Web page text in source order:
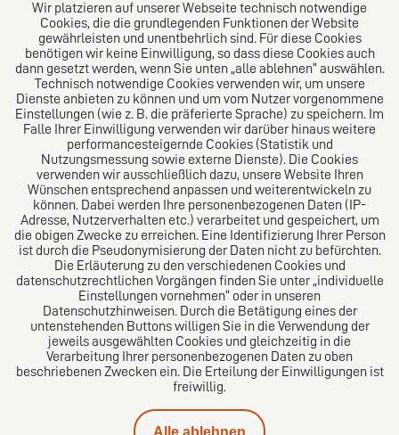
Über uns
Das Kanzlei-Vertrauensnetzwerk. Aus Europa für die
Welt. Für den erfolgreichen Mittelstand.
Folgen Sie uns auf
Das europäische Kanzlei-Netzwerk
Wir platzieren auf unserer Webseite technisch notwendige
Cookies, die die grundlegenden Funktionen der Website
gewährleisten und unentbehrlich sind. Für diese Cookies
benötigen wir keine Einwilligung, so dass diese Cookies auch
dann gesetzt werden, wenn Sie unten „alle ablehnen“ auswählen.
Technisch notwendige Cookies verwenden wir, um unsere
Dienste anbieten zu können und um vom Nutzer vorgenommene
Einstellungen (wie z. B. die präferierte Sprache) zu speichern. Im
Falle Ihrer Einwilligung verwenden wir darüber hinaus weitere
performancesteigernde Cookies (Statistik und
Nutzungsmessung sowie externe Dienste). Die Cookies
verwenden wir ausschließlich dazu, unsere Website Ihren
Wünschen entsprechend anpassen und weiterentwickeln zu
können. Dabei werden Ihre personenbezogenen Daten (IP-
Adresse, Nutzerverhalten etc.) verarbeitet und gespeichert, um
die obigen Zwecke zu erreichen. Eine Identifizierung Ihrer Person
ist durch die Pseudonymisierung der Daten nicht zu befürchten.
Die Erläuterung zu den verschiedenen Cookies und
datenschutzrechtlichen Vorgängen finden Sie unter „individuelle
Einstellungen vornehmen“ oder in unseren
Datenschutzhinweisen. Durch die Betätigung eines der
untenstehenden Buttons willigen Sie in die Verwendung der
jeweils ausgewählten Cookies und gleichzeitig in die
Verarbeitung Ihrer personenbezogenen Daten zu oben
beschriebenen Zwecken ein. Die Erteilung der Einwilligungen ist
freiwillig.
Alle ablehnen